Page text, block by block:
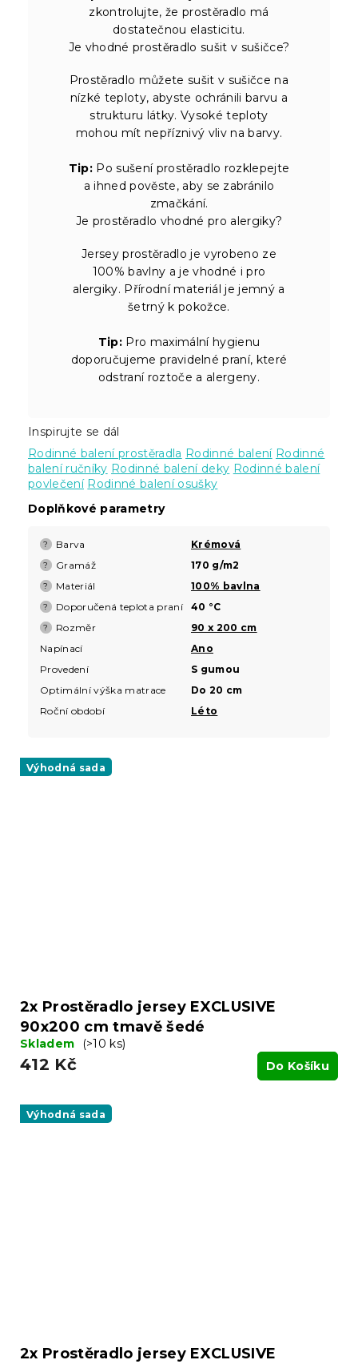
zkontrolujte, že prostěradlo má
dostatečnou elasticitu.
Je vhodné prostěradlo sušit v sušičce?
Prostěradlo můžete sušit v sušičce na
nízké teploty, abyste ochránili barvu a
strukturu látky. Vysoké teploty
mohou mít nepříznivý vliv na barvy.
Tip: Po sušení prostěradlo rozklepejte
a ihned pověste, aby se zabránilo
zmačkání.
Je prostěradlo vhodné pro alergiky?
Jersey prostěradlo je vyrobeno ze
100% bavlny a je vhodné i pro
alergiky. Přírodní materiál je jemný a
šetrný k pokožce.
Tip: Pro maximální hygienu
doporučujeme pravidelné praní, které
odstraní roztoče a alergeny.
Inspirujte se dál
Rodinné balení prostěradla Rodinné balení Rodinné
balení ručníky Rodinné balení deky Rodinné balení
povlečení Rodinné balení osušky
Doplňkové parametry
? Barva Krémová
? Gramáž 170 g/m2
? Materiál 100% bavlna
? Doporučená teplota praní 40 °C
? Rozměr
90 x 200 cm
Napínací
Ano
Provedení
S gumou
Optimální výška matrace
Do 20 cm
Roční období
Léto
Výhodná sada
2x Prostěradlo jersey EXCLUSIVE
90x200 cm tmavě šedé
Skladem (>10 ks)
412 Kč Do Košíku
Výhodná sada
2x Prostěradlo jersey EXCLUSIVE